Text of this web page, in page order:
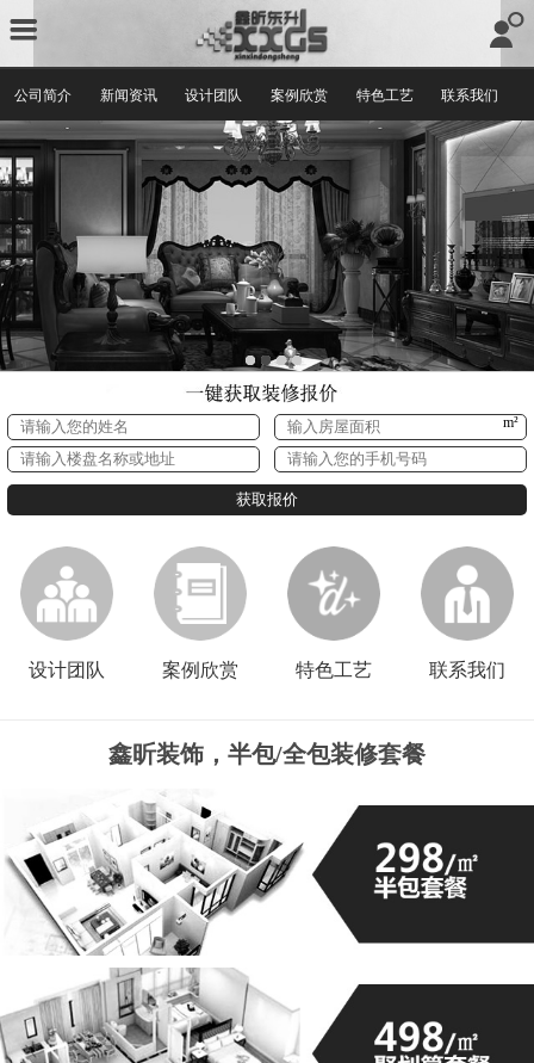
公司简介 新闻资讯 设计团队 案例欣赏 特色工艺 联系我们
m²
设计团队 案例欣赏 特色工艺 联系我们
鑫昕装饰，半包/全包装修套餐